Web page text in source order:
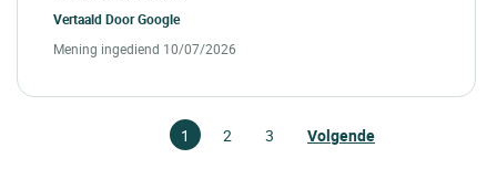
Vertaald DoorGoogle
Mening ingediend 10/07/2026
1 2 3 Volgende